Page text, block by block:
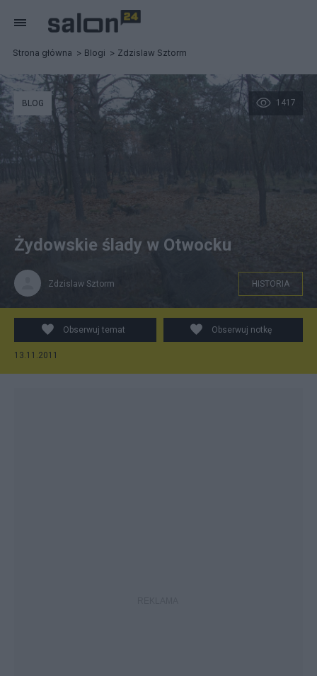
Strona główna Blogi Zdzislaw Sztorm
1417
BLOG
Żydowskie ślady w Otwocku
Zdzislaw Sztorm HISTORIA
Obserwuj temat Obserwuj notkę
13.11.2011